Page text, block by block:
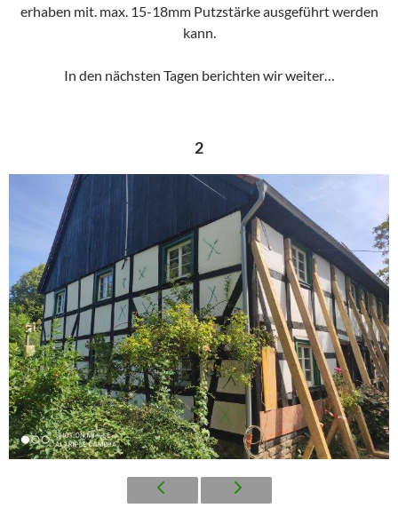
erhaben mit. max. 15-18mm Putzstärke ausgeführt werden
kann.
In den nächsten Tagen berichten wir weiter…
2